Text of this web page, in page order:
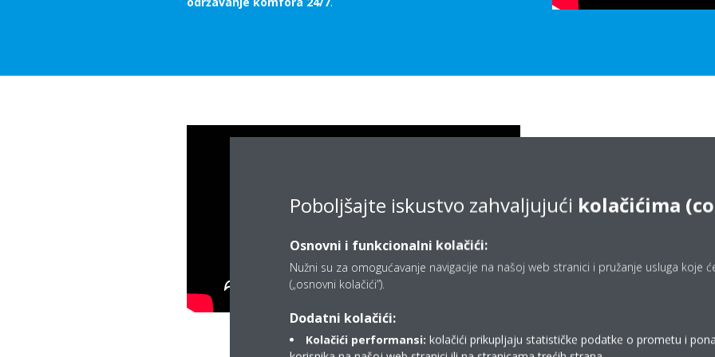
VRV
Svaka VRV IV jedinica dolazi
konfiguratorom. To je
instalater provest ćete manje
jedinica, moći ćete upravljati s
ključne kupce i jednostavno
Poboljšajte iskustvo zahvaljujući kolačićima
Osnovni i funkcionalni kolačići:
Nužni su za omogućavanje navigacije na našoj web stranici i pružanje usluga koje
(„osnovni kolačići”).
Dodatni kolačići:
Kolačići performansi: kolačići prikupljaju statističke podatke o prometu i